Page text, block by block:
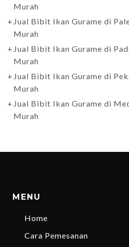
Murah
Jual Bibit Ikan Gurame di
Murah
Jual Bibit Ikan Gurame di
Murah
Jual Bibit Ikan Gurame di
Murah
Jual Bibit Ikan Gurame di
Murah
MENU
Home
Cara Pemesanan